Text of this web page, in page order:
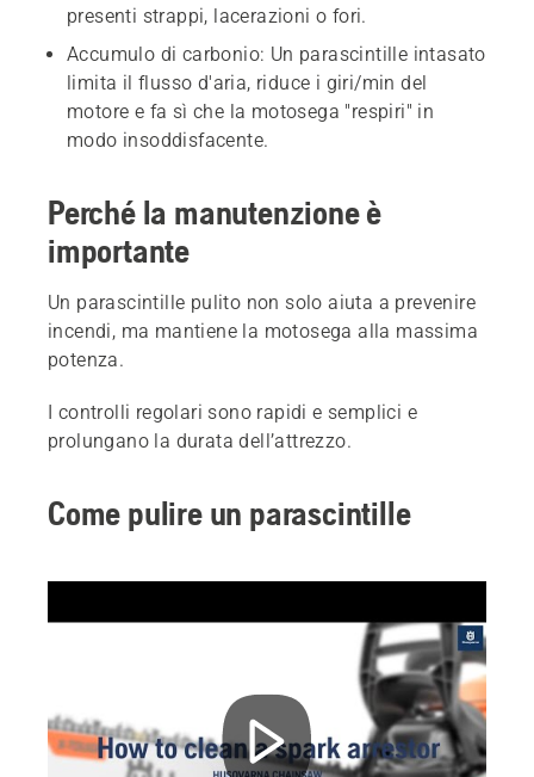
presenti strappi, lacerazioni o fori.
Accumulo di carbonio: Un parascintille intasato
limita il flusso d'aria, riduce i giri/min del
motore e fa sì che la motosega "respiri" in
modo insoddisfacente.
Perché la manutenzione è
importante
Un parascintille pulito non solo aiuta a prevenire
incendi, ma mantiene la motosega alla massima
potenza.
I controlli regolari sono rapidi e semplici e
prolungano la durata dell’attrezzo.
Come pulire un parascintille